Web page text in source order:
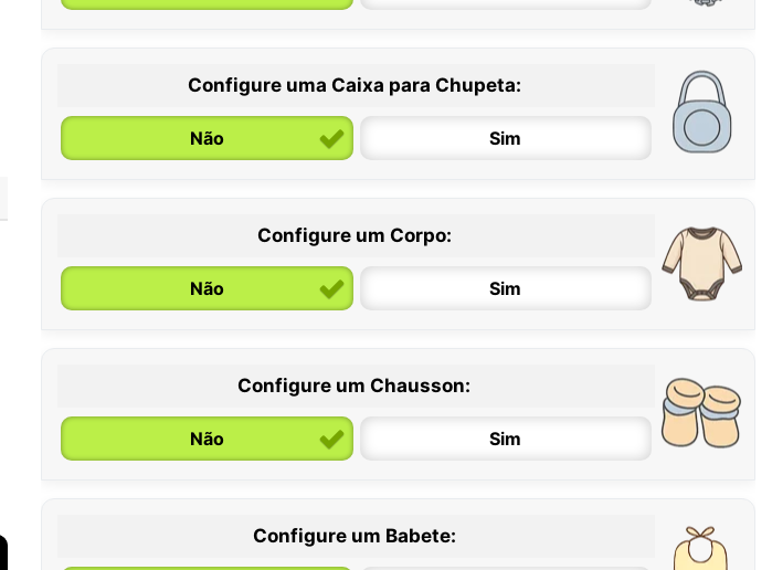
Configure uma Caixa para Chupeta:
Não Sim
Configure um Corpo:
Não Sim
6 / 12 meses 12 / 18 meses
Configure um Chausson:
Não Sim
Configure um Babete: